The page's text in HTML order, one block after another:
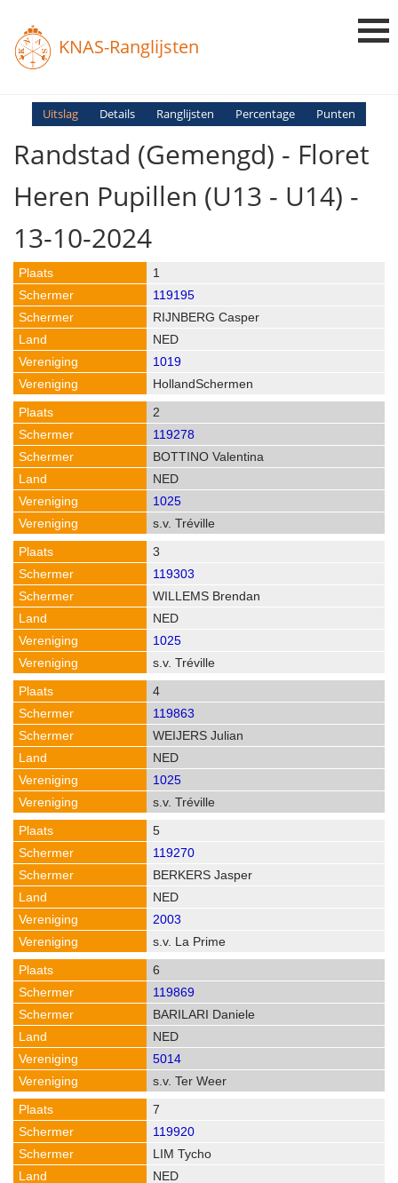
KNAS-Ranglijsten
Login
Ranglijsten
Uitslag Details Ranglijsten Percentage Punten
Randstad (gemengd) - Floret
Heren Pupillen (U13 - U14) -
13-10-2024
1
119195
RIJNBERG Casper
NED
1019
HollandSchermen
2
119278
BOTTINO Valentina
NED
1025
s.v. Tréville
3
119303
WILLEMS Brendan
NED
1025
s.v. Tréville
4
119863
WEIJERS Julian
NED
1025
s.v. Tréville
5
119270
BERKERS Jasper
NED
2003
s.v. La Prime
6
119869
BARILARI Daniele
NED
5014
s.v. Ter Weer
7
119920
LIM Tycho
NED